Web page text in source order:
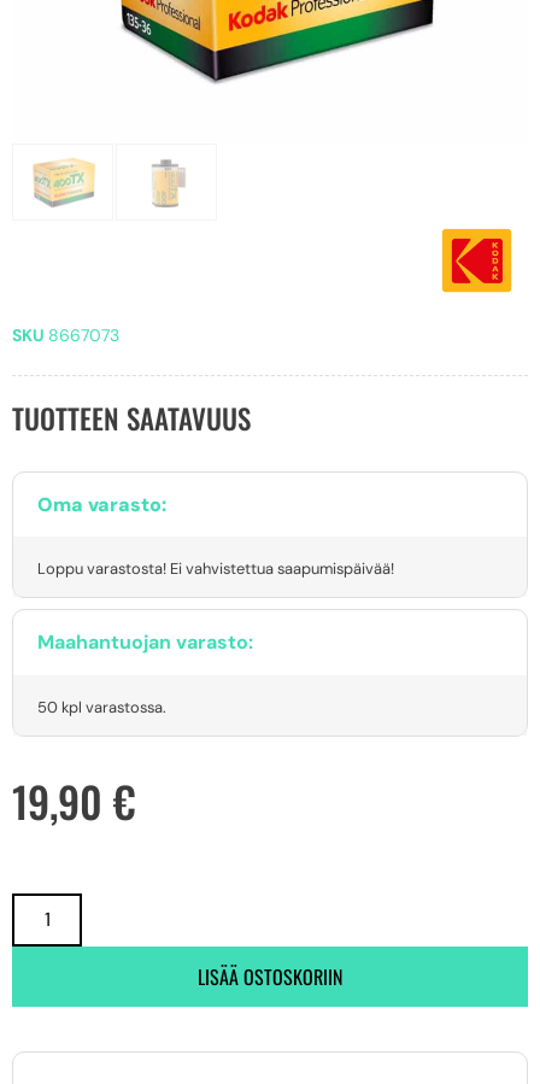
SKU 8667073
TUOTTEEN SAATAVUUS
Oma varasto:
Loppu varastosta! Ei vahvistettua saapumispäivää!
Maahantuojan varasto:
50 kpl varastossa.
19,90 €
LISÄÄ OSTOSKORIIN